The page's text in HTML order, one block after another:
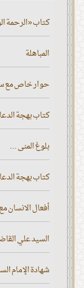
كتاب «الرحمة
المباهلة
حوار خاص مع
كتاب بهجة
بلوغ المنى ...
كتاب بهجة
أفعال الانسان
السيد علي
شهادة الإمام